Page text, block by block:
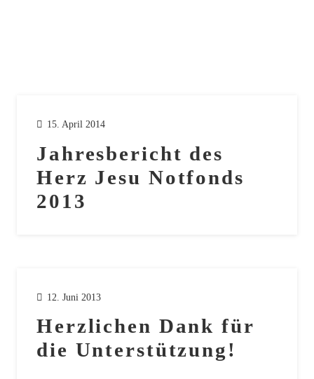
15. April 2014
Jahresbericht des
Herz Jesu Notfonds
2013
12. Juni 2013
Herzlichen Dank für
die Unterstützung!